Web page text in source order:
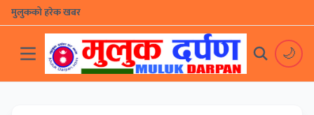
मुलुकको हरेक खबर
🌙